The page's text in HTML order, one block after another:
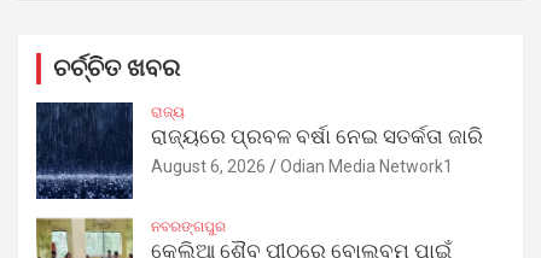
ଚର୍ଚ୍ଚିତ ଖବର
ରାଜ୍ୟ
ରାଜ୍ୟରେ ପ୍ରବଳ ବର୍ଷା ନେଇ ସତର୍କତା ଜାରି
August 6, 2026 Odian Media Network1
ନବରଙ୍ଗପୁର
କେଲିଆ ଶୈବ ପୀଠରେ ବୋଲବମ ପାଇଁ